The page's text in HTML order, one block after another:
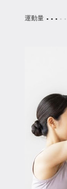
FAQ / お
yoggy
マイページ
ログイン
会員規約
運動量 ● ● ● ● ●